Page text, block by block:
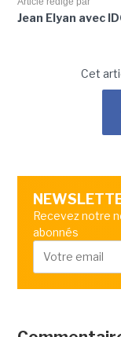
Jean Elyan avec
Cet
Recevez notre
abonnés